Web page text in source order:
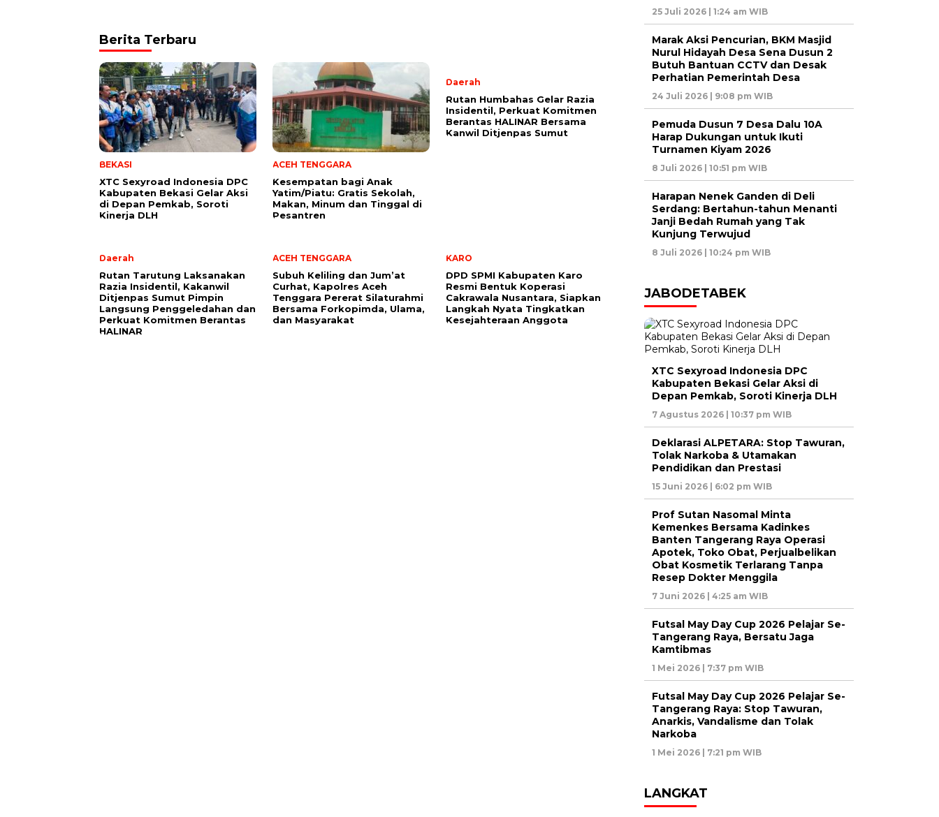
Berita Terbaru
BEKASI
XTC Sexyroad Indonesia DPC
Kabupaten Bekasi Gelar Aksi
di Depan Pemkab, Soroti
Kinerja DLH
ACEH TENGGARA
Kesempatan bagi Anak
Yatim/Piatu: Gratis Sekolah,
Makan, Minum dan Tinggal di
Pesantren
Daerah
Rutan Humbahas Gelar Razia
Insidentil, Perkuat Komitmen
Berantas HALINAR Bersama
Kanwil Ditjenpas Sumut
Daerah
Rutan Tarutung Laksanakan
Razia Insidentil, Kakanwil
Ditjenpas Sumut Pimpin
Langsung Penggeledahan dan
Perkuat Komitmen Berantas
HALINAR
ACEH TENGGARA
Subuh Keliling dan Jum’at
Curhat, Kapolres Aceh
Tenggara Pererat Silaturahmi
Bersama Forkopimda, Ulama,
dan Masyarakat
KARO
DPD SPMI Kabupaten Karo
Resmi Bentuk Koperasi
Cakrawala Nusantara, Siapkan
Langkah Nyata Tingkatkan
Kesejahteraan Anggota
25 Juli 2026 | 1:24 am WIB
Marak Aksi Pencurian, BKM Masjid
Nurul Hidayah Desa Sena Dusun 2
Butuh Bantuan CCTV dan Desak
Perhatian Pemerintah Desa
24 Juli 2026 | 9:08 pm WIB
Pemuda Dusun 7 Desa Dalu 10A
Harap Dukungan untuk Ikuti
Turnamen Kiyam 2026
8 Juli 2026 | 10:51 pm WIB
Harapan Nenek Ganden di Deli
Serdang: Bertahun-tahun Menanti
Janji Bedah Rumah yang Tak
Kunjung Terwujud
8 Juli 2026 | 10:24 pm WIB
JABODETABEK
XTC Sexyroad Indonesia DPC
Kabupaten Bekasi Gelar Aksi di
Depan Pemkab, Soroti Kinerja DLH
7 Agustus 2026 | 10:37 pm WIB
Deklarasi ALPETARA: Stop Tawuran,
Tolak Narkoba & Utamakan
Pendidikan dan Prestasi
15 Juni 2026 | 6:02 pm WIB
Prof Sutan Nasomal Minta
Kemenkes Bersama Kadinkes
Banten Tangerang Raya Operasi
Apotek, Toko Obat, Perjualbelikan
Obat Kosmetik Terlarang Tanpa
Resep Dokter Menggila
7 Juni 2026 | 4:25 am WIB
Futsal May Day Cup 2026 Pelajar Se-
Tangerang Raya, Bersatu Jaga
Kamtibmas
1 Mei 2026 | 7:37 pm WIB
Futsal May Day Cup 2026 Pelajar Se-
Tangerang Raya: Stop Tawuran,
Anarkis, Vandalisme dan Tolak
Narkoba
1 Mei 2026 | 7:21 pm WIB
LANGKAT